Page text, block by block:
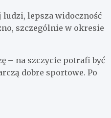
ludzi, lepsza widoczność
szczególnie w okresie
– na szczycie potrafi być
dobre sportowe. Po